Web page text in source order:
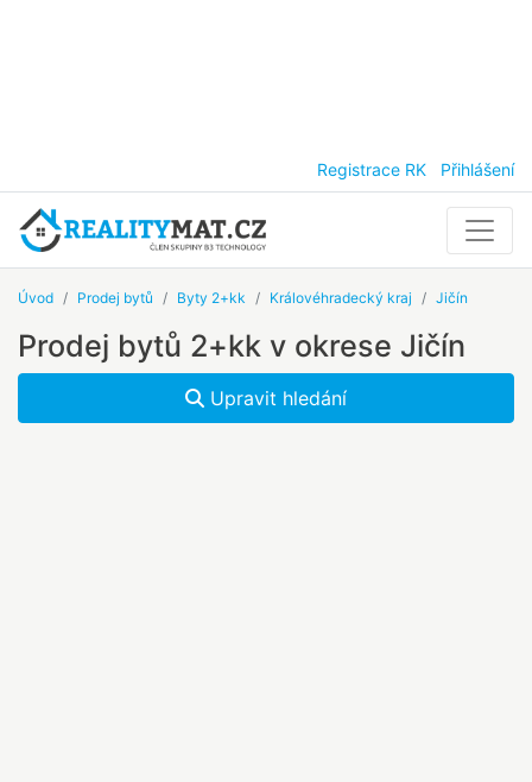
Registrace RK Přihlášení
Úvod Prodej bytů Byty 2+kk Královéhradecký kraj Jičín
Prodej bytů 2+kk v okrese Jičín
Upravit hledání